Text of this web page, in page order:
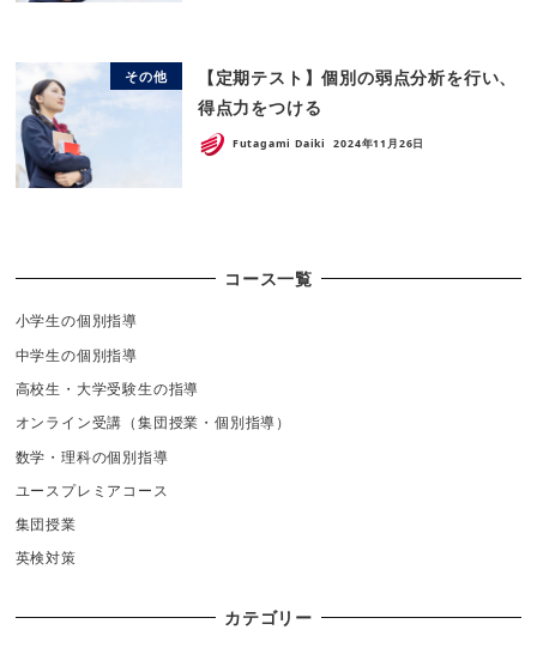
その他
【定期テスト】個別の弱点分析を行い、
得点力をつける
Futagami Daiki 2024年11月26日
コース一覧
小学生の個別指導
中学生の個別指導
高校生・大学受験生の指導
オンライン受講（集団授業・個別指導）
数学・理科の個別指導
ユースプレミアコース
集団授業
英検対策
カテゴリー